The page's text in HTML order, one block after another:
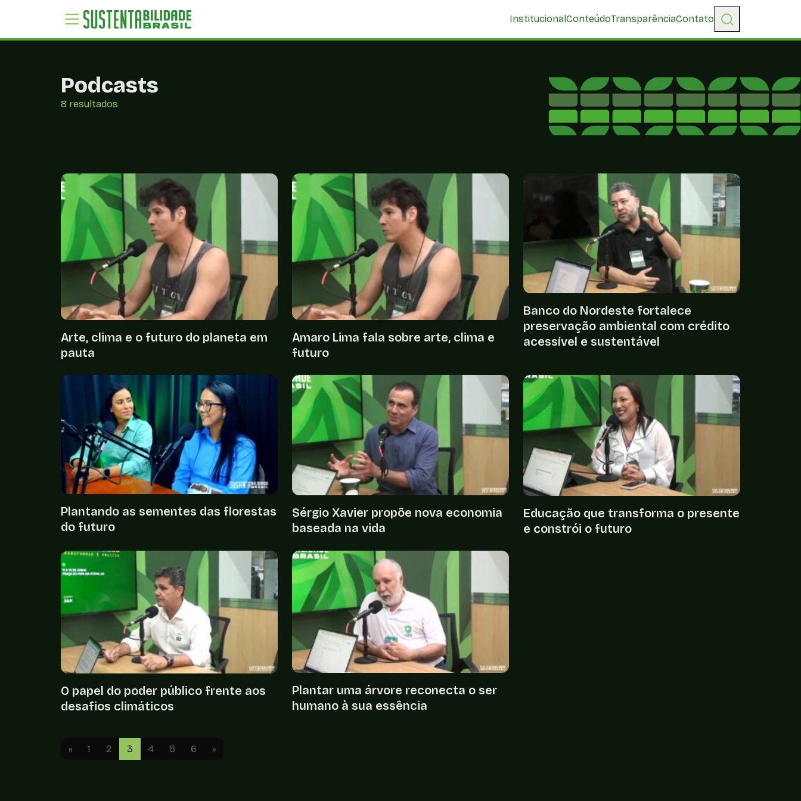
InstitucionalConteúdoTransparênciaContato
Podcasts
8 resultados
Arte, clima e o futuro do planeta em
pauta
Amaro Lima fala sobre arte, clima e
futuro
Banco do Nordeste fortalece
preservação ambiental com crédito
acessível e sustentável
Plantando as sementes das florestas
do futuro
Sérgio Xavier propõe nova economia
baseada na vida
Educação que transforma o presente
e constrói o futuro
O papel do poder público frente aos
desafios climáticos
Plantar uma árvore reconecta o ser
humano à sua essência
« 1 2 3 4 5 6 »